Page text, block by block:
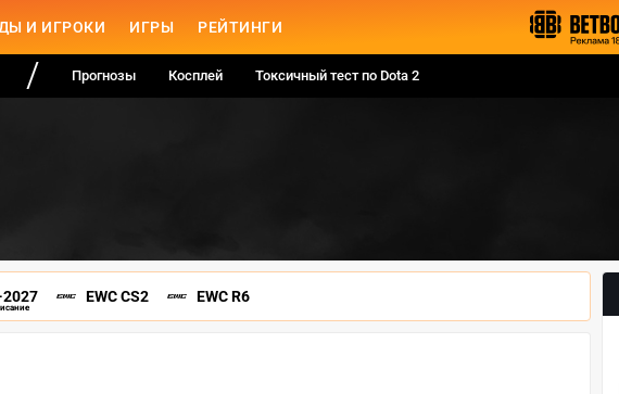
И ИГРОКИ ИГРЫ РЕЙТИНГИ
Прогнозы Косплей Токсичный тест по Dota 2
EWC CS2 EWC R6